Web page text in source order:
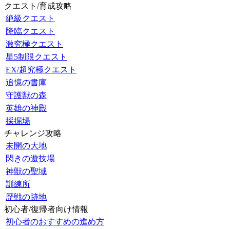
クエスト/育成攻略
絶級クエスト
降臨クエスト
激究極クエスト
星5制限クエスト
EX/超究極クエスト
追憶の書庫
守護獣の森
英雄の神殿
採掘場
チャレンジ攻略
未開の大地
閃きの遊技場
神獣の聖域
訓練所
歴戦の跡地
初心者/復帰者向け情報
初心者のおすすめの進め方